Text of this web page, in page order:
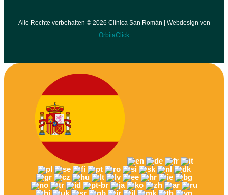
Alle Rechte vorbehalten © 2026 Clínica San Román | Webdesign von
OrbitaClick